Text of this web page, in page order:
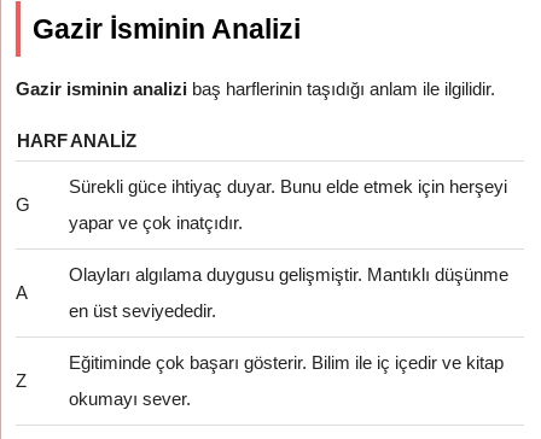
Gazir İsminin Analizi
Gazir isminin analizi baş harflerinin taşıdığı anlam ile ilgilidir.
HARFANALIZ
G
Sürekli güce ihtiyaç duyar. Bunu elde etmek için herşeyi
yapar ve çok inatçıdır.
A
Olayları algılama duygusu gelişmiştir. Mantıklı düşünme
en üst seviyededir.
Z
Eğitiminde çok başarı gösterir. Bilim ile iç içedir ve kitap
okumayı sever.